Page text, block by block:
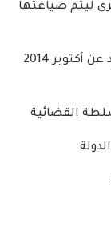
ليتم صياغتها
– اعداد الدستور وصياغته في فترة لا تزيد عن أكتوبر 2014
القضائية